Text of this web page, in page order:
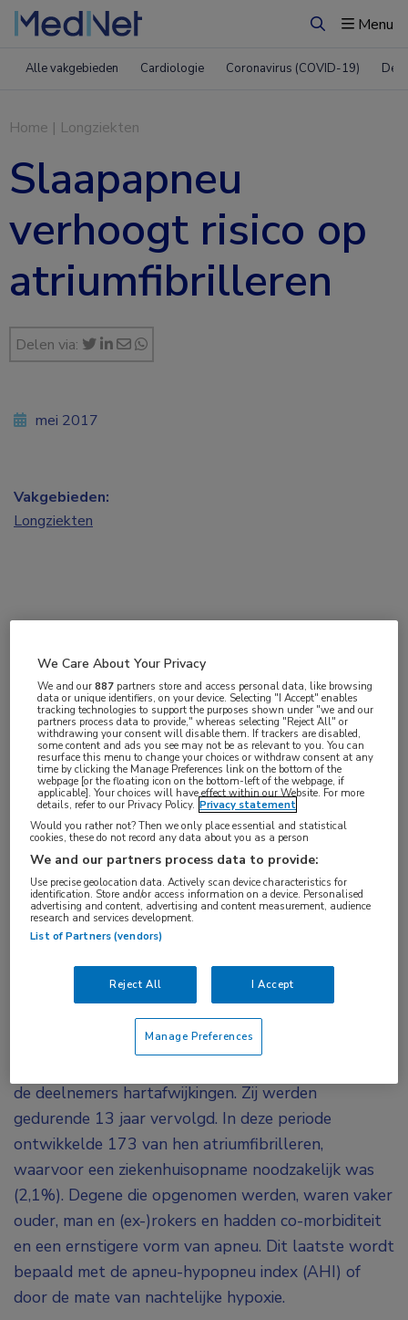
ZoekenMenu
Alle vakgebieden Cardiologie Coronavirus (COVID-19)
Home | Longziekten
Slaapapneu
verhoogt risico op
atriumfibrilleren
Delen via:
mensen met mogelijk obstructieve slaapapneu
blijkt een lage zuurstofsaturatie tijdens de slaap
een sterke onafhankelijke voorspeller te zijn voor
een ziekenhuisopname vanwege atriumfibrilleren.
Deze bevinding ondersteunt een mogelijk causaal
verband tussen obstructieve slaapapneu,
nachtelijke hypoxie en de ontwikkeling van
atriumfibrilleren. Verschillende biologische
mechanismen kunnen hieraan ten grondslag
liggen, zoals oxidatieve stress, verhoogde
sympathische activiteit, metabolische afwijkingen
Ruim 8.200 volwassenen met een verdenking op
obstructieve slaapapneu werden opgenomen in het
cohort. De gemiddelde leeftijd was 47 jaar, 62%
de deelnemers hartafwijkingen. Zij werden
gedurende 13 jaar vervolgd. In deze periode
ontwikkelde 173 van hen atriumfibrilleren,
waarvoor een ziekenhuisopname noodzakelijk was
(2,1%). Degene die opgenomen werden, waren vaker
ouder, man en (ex-)rokers en hadden co-morbiditeit
en een ernstigere vorm van apneu. Dit laatste wordt
bepaald met de apneu-hypopneu index (AHI) of
door de mate van nachtelijke hypoxie.
mei 2017
Vakgebieden:
Longziekten
We Care About Your Privacy
We and our887 partners store and access personal data, like browsing
data or unique identifiers, on your device. Selecting "I Accept" enables
tracking technologies to support the purposes shown under "we and our
partners process data to provide," whereas selecting "Reject All" or
withdrawing your consent will disable them. If trackers are disabled,
some content and ads you see may not be as relevant to you. You can
resurface this menu to change your choices or withdraw consent at any
time by clicking the Manage Preferences link on the bottom of the
webpage [or the floating icon on the bottom-left of the webpage, if
applicable]. Your choices will have effect within our Website. For more
details, refer to our Privacy Policy. Privacy statement
Would you rather not? Then we only place essential and statistical
cookies, these do not record any data about you as a person
We and our partners process data to provide:
Use precise geolocation data. Actively scan device characteristics for
identification. Store and/or access information on a device. Personalised
advertising and content, advertising and content measurement, audience
research and services development.
List of Partners (vendors)
Reject All I Accept
Manage Preferences